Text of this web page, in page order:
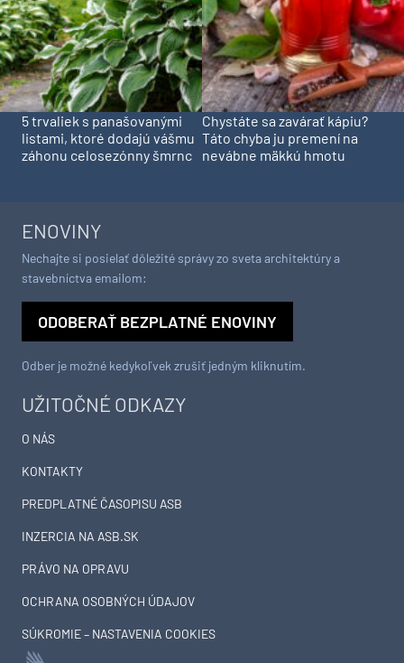
5 trvaliek s panašovanými
listami, ktoré dodajú vášmu
záhonu celosezónny šmrnc
Chystáte sa zavárať kápiu?
Táto chyba ju premení na
nevábne mäkkú hmotu
UŽITOČNÉ ODKAZY
O NÁS
KONTAKTY
PREDPLATNÉ ČASOPISU ASB
INZERCIA NA ASB.SK
PRÁVO NA OPRAVU
OCHRANA OSOBNÝCH ÚDAJOV
SÚKROMIE – NASTAVENIA COOKIES
ENOVINY
Nechajte si posielať dôležité správy zo sveta architektúry a
stavebníctva emailom:
ODOBERAŤ BEZPLATNÉ ENOVINY
Odber je možné kedykoľvek zrušiť jedným kliknutím.